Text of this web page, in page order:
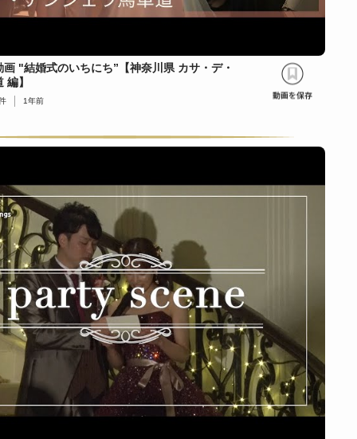
"結婚式のいちにち”【神奈川県 カサ・デ・
】
1年前